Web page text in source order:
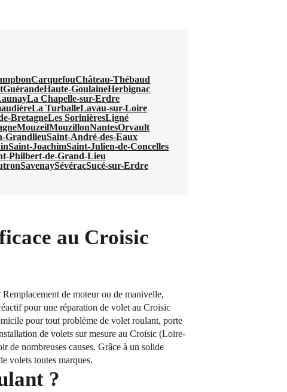
CarquefouChâteau-Thébaud
GuérandeHaute-GoulaineHerbignac
La Chapelle-sur-Erdre
La TurballeLavau-sur-Loire
BretagneLes SorinièresLigné
MouzeilMouzillonNantesOrvault
GrandlieuSaint-André-des-Eaux
Saint-JoachimSaint-Julien-de-Concelles
Philbert-de-Grand-Lieu
SavenaySévéracSucé-sur-Erdre
au Croisic
de moteur ou de manivelle,
pour une réparation de volet au Croisic
pour tout problème de volet roulant, porte
de volets sur mesure au Croisic (Loire-
de nombreuses causes. Grâce à un solide
volets toutes marques.
?